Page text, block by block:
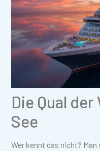
Die Qual
See
Wer kennt das nicht?